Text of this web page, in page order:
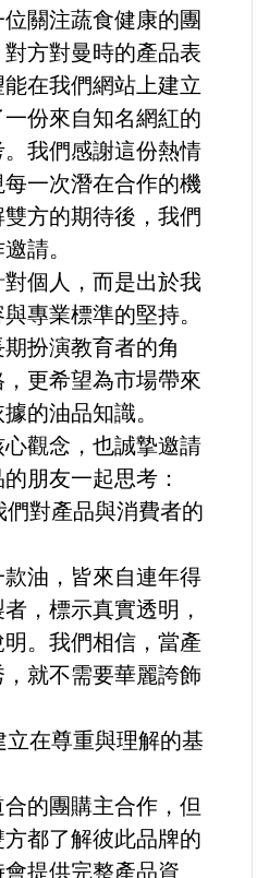
關注蔬食健康的團
方對曼時的產品表
在我們網站上建立
份來自知名網紅的
我們感謝這份熱情
一次潛在合作的機
方的期待後，我們
請。
個人，而是出於我
專業標準的堅持。
扮演教育者的角
更希望為市場帶來
的油品知識。
觀念，也誠摯邀請
朋友一起思考：
們對產品與消費者的
油，皆來自連年得
，標示真實透明，
。我們相信，當產
就不需要華麗誇飾
立在尊重與理解的基
的團購主合作，但
都了解彼此品牌的
提供完整產品資